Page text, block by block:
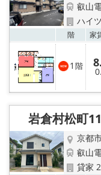
賃貸管理の北白川店
店舗情報·アクセス
会社概要
メールでお問い合わ
叡山
ハイ
階 家
1 階
岩倉村松町
京都
叡山
貸家